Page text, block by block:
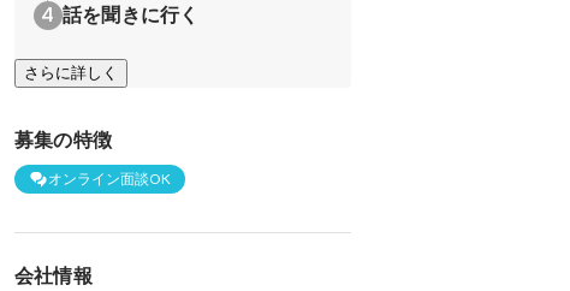
話を聞きに行く
さらに詳しく
募集の特徴
オンライン面談OK
会社情報